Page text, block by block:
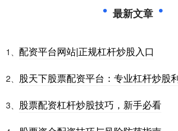
最新文章
1、 配资平台网站|正规杠杆炒股入口
2、 股天下股票配资平台：专业杠杆炒股
3、 股票配资杠杆炒股技巧，新手必看